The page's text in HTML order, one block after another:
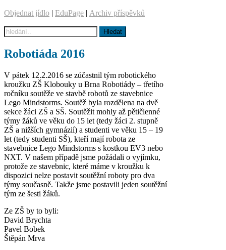
Objednat jídlo | EduPage | Archiv příspěvků
Robotiáda 2016
V pátek 12.2.2016 se zúčastnil tým robotického
kroužku ZŠ Klobouky u Brna Robotiády – třetího
ročníku soutěže ve stavbě robotů ze stavebnice
Lego Mindstorms. Soutěž byla rozdělena na dvě
sekce žáci ZŠ a SŠ. Soutěžit mohly až pětičlenné
týmy žáků ve věku do 15 let (tedy žáci 2. stupně
ZŠ a nižších gymnázií) a studenti ve věku 15 – 19
let (tedy studenti SŠ), kteří mají robota ze
stavebnice Lego Mindstorms s kostkou EV3 nebo
NXT. V našem případě jsme požádali o vyjímku,
protože ze stavebnic, které máme v kroužku k
dispozici nelze postavit soutěžní roboty pro dva
týmy současně. Takže jsme postavili jeden soutěžní
tým ze šesti žáků.
Ze ZŠ by to byli:
David Brychta
Pavel Bobek
Štěpán Mrva